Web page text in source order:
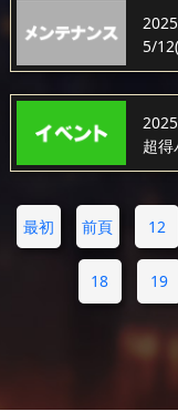
5/
超得
最初 前頁 12
18 19